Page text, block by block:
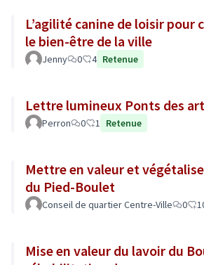
L’agilité canine de loisir pour
le bien-être de la ville
Jenny 0 4 Retenue
Lettre lumineux Ponts des
Perron 0 1 Retenue
Mettre en valeur et
du Pied-Boulet
Conseil de quartier Centre-Ville 0
Mise en valeur du lavoir du